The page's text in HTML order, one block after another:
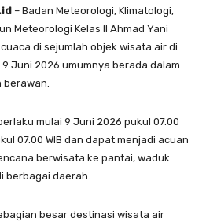
– Badan Meteorologi, Klimatologi,
Meteorologi Kelas II Ahmad Yani
di sejumlah objek wisata air di
Juni 2026 umumnya berada dalam
berawan.
mulai 9 Juni 2026 pukul 07.00
07.00 WIB dan dapat menjadi acuan
berwisata ke pantai, waduk
berbagai daerah.
besar destinasi wisata air